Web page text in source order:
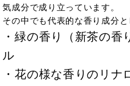
気成分で成り立っています。
その中でも代表的な香り成分と
・緑の香り（新茶の香
ル
・花の様な香りのリ